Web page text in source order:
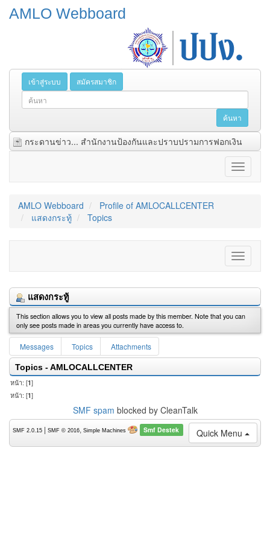
AMLO Webboard
เข้าสู่ระบบ สมัครสมาชิก
กระดานข่าว... สำนักงานป้องกันและปราบปรามการฟอกเงิน
AMLO Webboard
Profile of AMLOCALLCENTER
แสดงกระทู้
Topics
แสดงกระทู้
This section allows you to view all posts made by this member. Note that you can
only see posts made in areas you currently have access to.
Messages Topics Attachments
Topics - AMLOCALLCENTER
หน้า: [1]
หน้า: [1]
SMF spam blocked by CleanTalk
Quick Menu
SMF 2.0.15 | SMF © 2016 Simple Machines Smf Destek